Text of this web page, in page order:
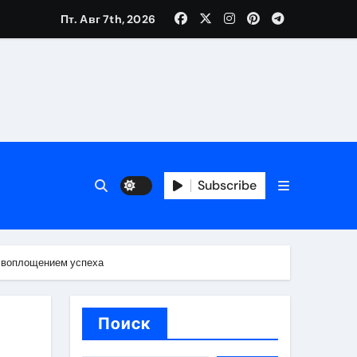
ресниц и депиляции
Пт. Авг 7th, 2026
Subscribe
успеха
Поиск